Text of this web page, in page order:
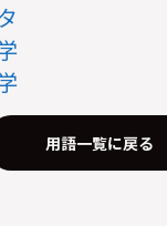
用語一覧に戻る